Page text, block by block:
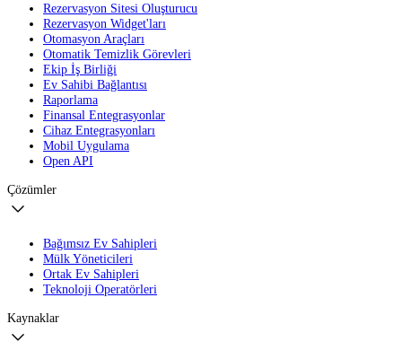
Rezervasyon Sitesi Oluşturucu
Rezervasyon Widget'ları
Otomasyon Araçları
Otomatik Temizlik Görevleri
Ekip İş Birliği
Ev Sahibi Bağlantısı
Raporlama
Finansal Entegrasyonlar
Cihaz Entegrasyonları
Mobil Uygulama
Open API
Çözümler
Bağımsız Ev Sahipleri
Mülk Yöneticileri
Ortak Ev Sahipleri
Teknoloji Operatörleri
Kaynaklar